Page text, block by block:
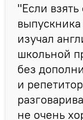
"Если взять
изучал
школьной
без
и
не очень